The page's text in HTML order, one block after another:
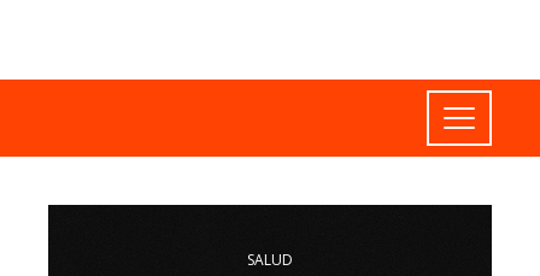
SALUD